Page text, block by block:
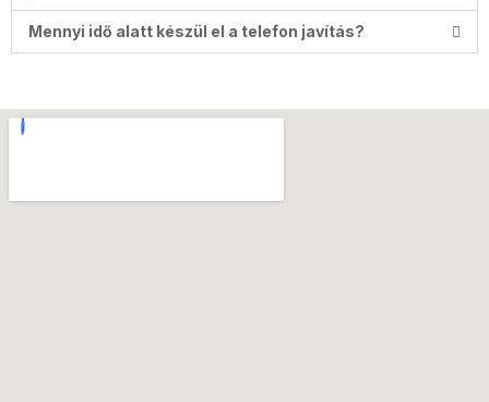
Mennyi idő alatt készül el a telefon javítás?